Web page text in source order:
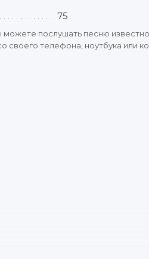
75
послушать песню
своего телефона, ноутбука или